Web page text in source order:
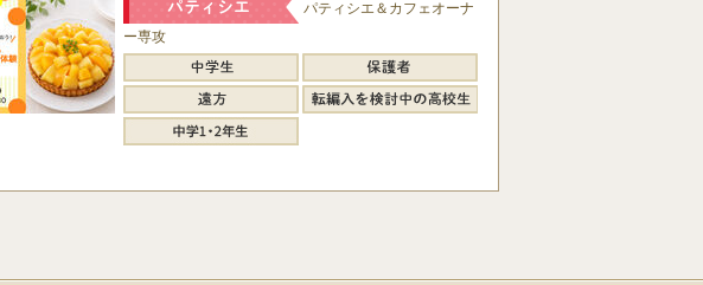
パティシエ＆カフェオーナ
ー専攻